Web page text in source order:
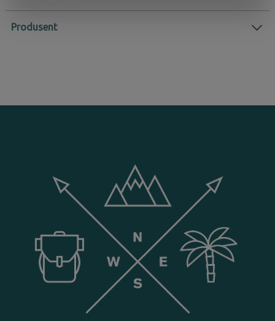
Produsent